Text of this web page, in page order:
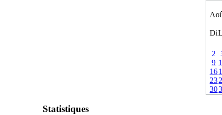
Di
2
9
16
23
30
Statistiques